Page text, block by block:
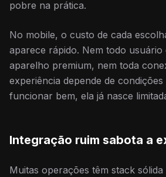
pobre na prática.
No mobile, o custo de cada
aparece rápido. Nem todo usuário
aparelho premium, nem toda
experiência depende de condições
funcionar bem, ela já nasce
Integração ruim sabota a
Muitas operações têm stack